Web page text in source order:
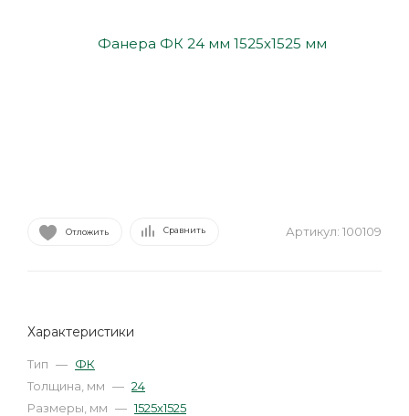
Отложить Сравнить Артикул: 100109
Характеристики
Тип — ФК
Толщина, мм — 24
Размеры, мм — 1525х1525